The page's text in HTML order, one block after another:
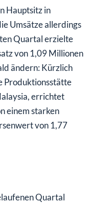
Hauptsitz in
Umsätze allerdings
Quartal erzielte
von 1,09 Millionen
ändern: Kürzlich
Produktionsstätte
errichtet
einem starken
von 1,77
Quartal